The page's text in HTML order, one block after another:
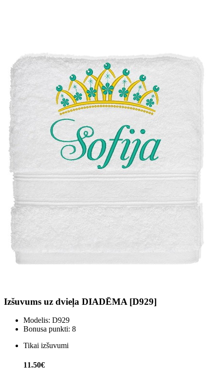
Izšuvums uz dvieļa DIADĒMA [D929]
Modelis: D929
Bonusa punkti: 8
Tikai izšuvumi
11.50€